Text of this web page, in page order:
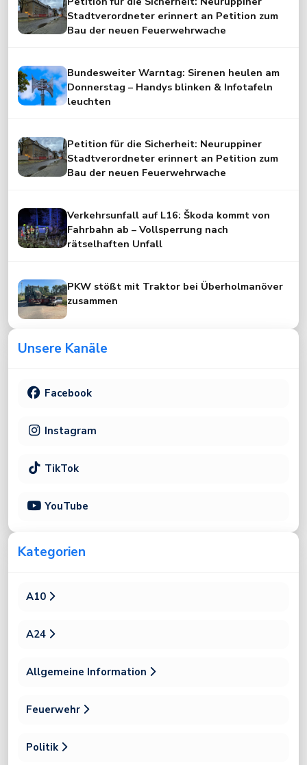
Stadtverordneter erinnert an Petition zum
Bau der neuen Feuerwehrwache
Bundesweiter Warntag: Sirenen heulen am
Donnerstag – Handys blinken & Infotafeln
leuchten
Petition für die Sicherheit: Neuruppiner
Stadtverordneter erinnert an Petition zum
Bau der neuen Feuerwehrwache
Verkehrsunfall auf L16: Škoda kommt von
Fahrbahn ab – Vollsperrung nach
rätselhaften Unfall
PKW stößt mit Traktor bei Überholmanöver
zusammen
Unsere Kanäle
Facebook
Instagram
TikTok
YouTube
Kategorien
A10
A24
Allgemeine Information
Feuerwehr
Politik